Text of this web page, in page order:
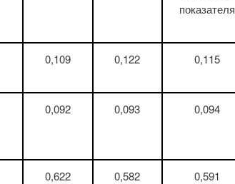
показателя
0,109 0,122 0,115
0,092 0,093 0,094
0,622 0,582 0,591